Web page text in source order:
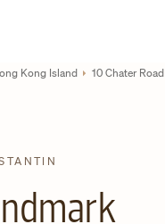
Kong Island 10 Chater Road